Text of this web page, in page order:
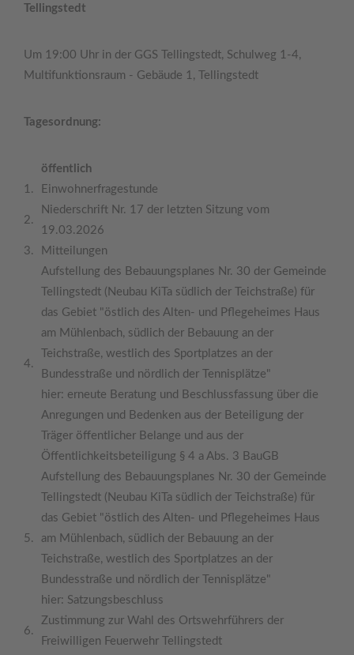
Tellingstedt
Um 19:00 Uhr in der GGS Tellingstedt, Schulweg 1-4,
Multifunktionsraum - Gebäude 1, Tellingstedt
Tagesordnung:
öffentlich
1.
Einwohnerfragestunde
2.
Niederschrift Nr. 17 der letzten Sitzung vom
19.03.2026
3.
Mitteilungen
4.
Aufstellung des Bebauungsplanes Nr. 30 der Gemeinde
Tellingstedt (Neubau KiTa südlich der Teichstraße) für
das Gebiet "östlich des Alten- und Pflegeheimes Haus
am Mühlenbach, südlich der Bebauung an der
Teichstraße, westlich des Sportplatzes an der
Bundesstraße und nördlich der Tennisplätze"
hier: erneute Beratung und Beschlussfassung über die
Anregungen und Bedenken aus der Beteiligung der
Träger öffentlicher Belange und aus der
Öffentlichkeitsbeteiligung § 4 a Abs. 3 BauGB
5.
Aufstellung des Bebauungsplanes Nr. 30 der Gemeinde
Tellingstedt (Neubau KiTa südlich der Teichstraße) für
das Gebiet "östlich des Alten- und Pflegeheimes Haus
am Mühlenbach, südlich der Bebauung an der
Teichstraße, westlich des Sportplatzes an der
Bundesstraße und nördlich der Tennisplätze"
hier: Satzungsbeschluss
6.
Zustimmung zur Wahl des Ortswehrführers der
Freiwilligen Feuerwehr Tellingstedt